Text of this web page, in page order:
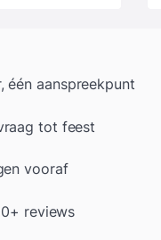
één aanspreekpunt
tot feest
vooraf
reviews